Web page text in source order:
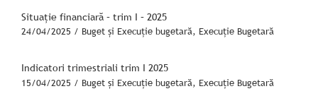
Situație financiară – trim I – 2025
24/04/2025 / Buget și Execuție bugetară, Execuție Bugetară
Indicatori trimestriali trim I 2025
15/04/2025 / Buget și Execuție bugetară, Execuție Bugetară